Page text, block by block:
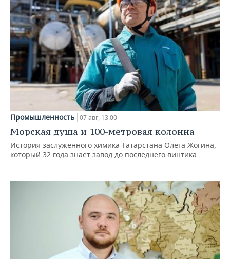
Промышленность 07 авг, 13:00
Морская душа и 100-метровая колонна
История заслуженного химика Татарстана Олега Жогина,
который 32 года знает завод до последнего винтика